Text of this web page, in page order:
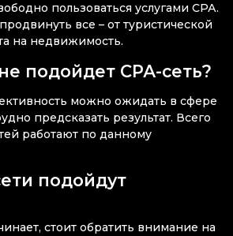
пользоваться услугами СРА.
все – от туристической
на недвижимость.
подойдет СРА-сеть?
можно ожидать в сфере
предсказать результат. Всего
работают по данному
подойдут
стоит обратить внимание на